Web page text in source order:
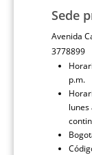
Sede
Avenida
3778899
p.m.
lunes